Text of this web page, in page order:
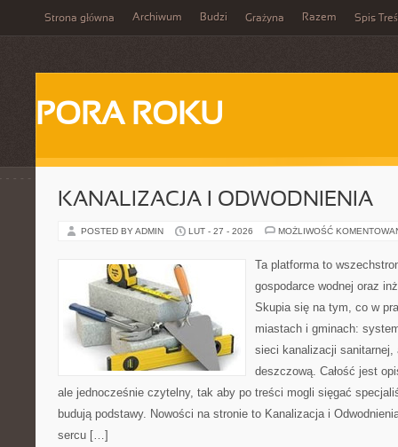
Strona główna Archiwum Budzi Grażyna Razem Spis
PORA ROKU
KANALIZACJA I ODWODNIENIA
POSTED BY ADMIN LUT - 27 - 2026 MOŻLIWOŚĆ
Ta platforma to
gospodarce wodnej oraz
Skupia się na tym, co w
miastach i gminach:
sieci kanalizacji
deszczową. Całość jest
ale jednocześnie czytelny, tak aby po treści mogli sięgać
budują podstawy. Nowości na stronie to Kanalizacja i
sercu […]